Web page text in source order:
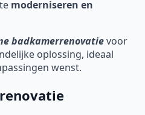
moderniseren en
badkamerrenovatievoor
oplossing, ideaal
wenst.